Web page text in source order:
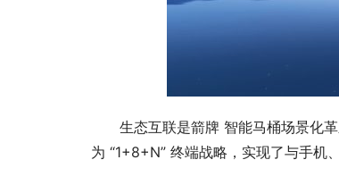
生态互联是箭牌 智能马桶场景化
为 “1+8+N” 终端战略，实现了与手机